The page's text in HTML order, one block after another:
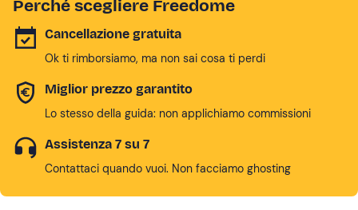
Perché scegliere Freedome
Cancellazione gratuita
Ok ti rimborsiamo, ma non sai cosa ti perdi
Miglior prezzo garantito
Lo stesso della guida: non applichiamo commissioni
Assistenza 7 su 7
Contattaci quando vuoi. Non facciamo ghosting